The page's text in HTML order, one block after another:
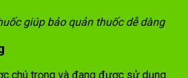
giúp bảo quản thuốc dễ dàng
chú trọng và đang được sử dụng